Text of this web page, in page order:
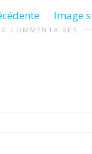
Image
0 COMMENTAIRES